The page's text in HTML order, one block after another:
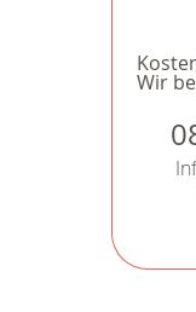
Wir